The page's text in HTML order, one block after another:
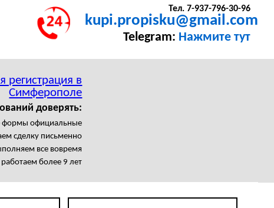
Тел. 7-937-796-30-96
kupi.propisku@gmail.com
Telegram: Нажмите тут
регистрация в
Симферополе
доверять:
формы официальные
сделку письменно
все вовремя
более 9 лет